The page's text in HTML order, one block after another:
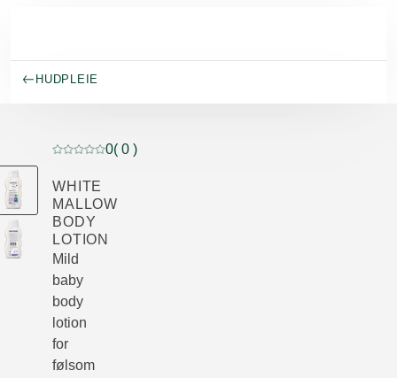
HUDPLEIE
Current rating: 0 out of 5 stars rated by 0 customers
0( 0 )
WHITE
MALLOW
BODY
LOTION
Mild
baby
body
lotion
for
følsom